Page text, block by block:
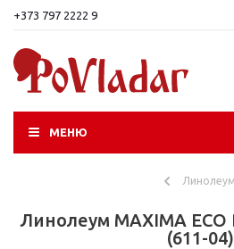
+373 797 2222 9
МЕНЮ
Линолеум
Линолеум MAXIMA ECO
(611-04)